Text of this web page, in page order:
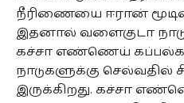
நீரிணையை ஈரான்
இதனால் வளைகுடா
கச்சா எண்ணெய்
நாடுகளுக்கு செல்வதில்
இருக்கிறது. கச்சா